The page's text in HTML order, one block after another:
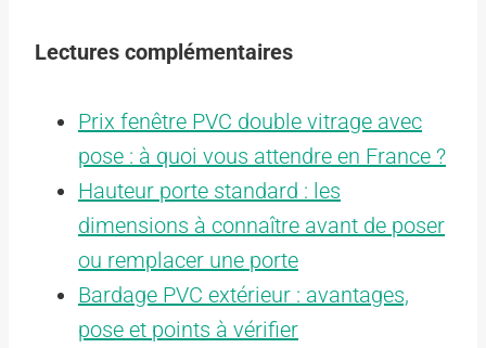
Lectures complémentaires
Prix fenêtre PVC double vitrage avec
pose : à quoi vous attendre en France ?
Hauteur porte standard : les
dimensions à connaître avant de poser
ou remplacer une porte
Bardage PVC extérieur : avantages,
pose et points à vérifier